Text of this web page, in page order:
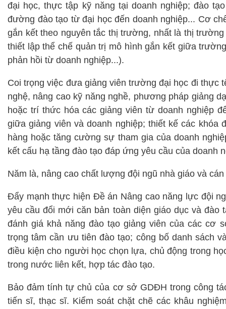
đại học, thực tập kỹ năng tại doanh nghiệp; đào
đường đào tạo từ đại học đến doanh nghiệp... Cơ
gắn kết theo nguyên tắc thị trường, nhất là thị
thiết lập thể chế quản trị mô hình gắn kết giữa
phản hồi từ doanh nghiệp...).
Coi trọng việc đưa giảng viên trường đại học đi thực
nghệ, nâng cao kỹ năng nghề, phương pháp giảng
hoặc trí thức hóa các giảng viên từ doanh nghiệp
giữa giảng viên và doanh nghiệp; thiết kế các khóa
hàng hoặc tăng cường sự tham gia của doanh
kết cấu hạ tầng đào tạo đáp ứng yêu cầu của doanh
Năm là, nâng cao chất lượng đội ngũ nhà giáo và
Đẩy mạnh thực hiện Đề án Nâng cao năng lực đội
yêu cầu đổi mới căn bản toàn diện giáo dục và đào
đánh giá khả năng đào tạo giảng viên của các cơ
trọng tâm cần ưu tiên đào tạo; công bố danh sách
điều kiện cho người học chọn lựa, chủ động trong
trong nước liên kết, hợp tác đào tạo.
Bảo đảm tính tự chủ của cơ sở GDĐH trong công
tiến sĩ, thạc sĩ. Kiểm soát chặt chẽ các khâu